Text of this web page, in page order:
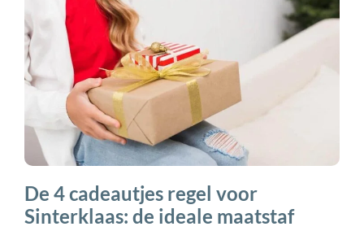
De 4 cadeautjes regel voor
Sinterklaas: de ideale maatstaf